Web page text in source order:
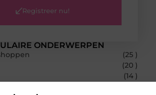
ONDERWERPEN
(25 )
(20 )
(14 )
Registreer nu!